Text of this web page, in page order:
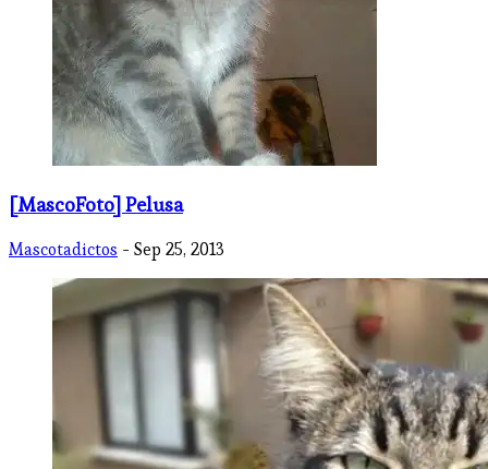
[MascoFoto] Pelusa
Mascotadictos - Sep 25, 2013